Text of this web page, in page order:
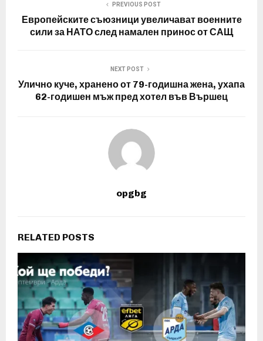
PREVIOUS POST
Европейските съюзници увеличават военните
сили за НАТО след намален принос от САЩ
NEXT POST
Улично куче, хранено от 79-годишна жена, ухапа
62-годишен мъж пред хотел във Вършец
opgbg
RELATED POSTS